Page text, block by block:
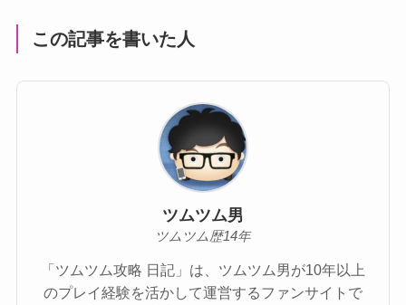
この記事を書いた人
ツムツム男
ツムツム歴14年
「ツムツム攻略 日記」は、ツムツム男が10年以上
のプレイ経験を活かして運営するファンサイトで